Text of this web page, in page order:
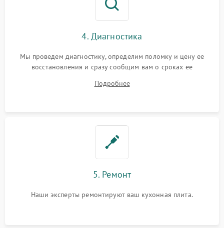
4. Диагностика
Мы проведем диагностику, определим поломку и цену ее
восстановления и сразу сообщим вам о сроках ее
Подробнее
5. Ремонт
Наши эксперты ремонтируют ваш кухонная плита.